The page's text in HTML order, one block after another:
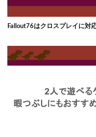
Fallout76はクロスプレイに対